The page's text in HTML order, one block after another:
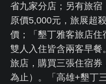
省九家分店；另有旅宿
原價5,000元，旅展超
價；「墾丁雅客旅店住
雙人入住皆含兩客早
旅店，購買三張住宿
為止）。「高雄+墾丁